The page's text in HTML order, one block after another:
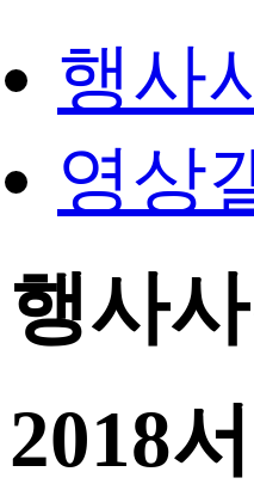
행사
영상
행사
2018